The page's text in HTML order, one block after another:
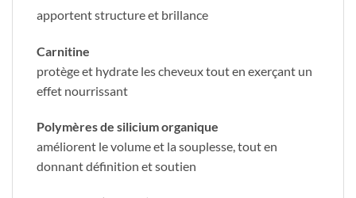
apportent structure et brillance
Carnitine
protège et hydrate les cheveux tout en exerçant un
effet nourrissant
Polymères de siliciumorganique
améliorent le volume et la souplesse, tout en
donnant définition et soutien